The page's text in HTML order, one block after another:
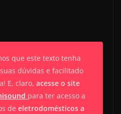
que este texto tenha
dúvidas e facilitado
E, claro, acesse o site
para ter acesso a
de eletrodomésticos a